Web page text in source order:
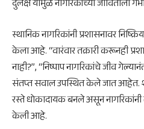
दुर्लक्ष यामुळे नागरिकांच्या जीविताला
स्थानिक नागरिकांनी प्रशासनावर
केला आहे. “वारंवार तक्रारी करूनही
नाही?”, “निष्पाप नागरिकांचे जीव
संतप्त सवाल उपस्थित केले जात आहेत.
रस्ते धोकादायक बनले असून
केली आहे.